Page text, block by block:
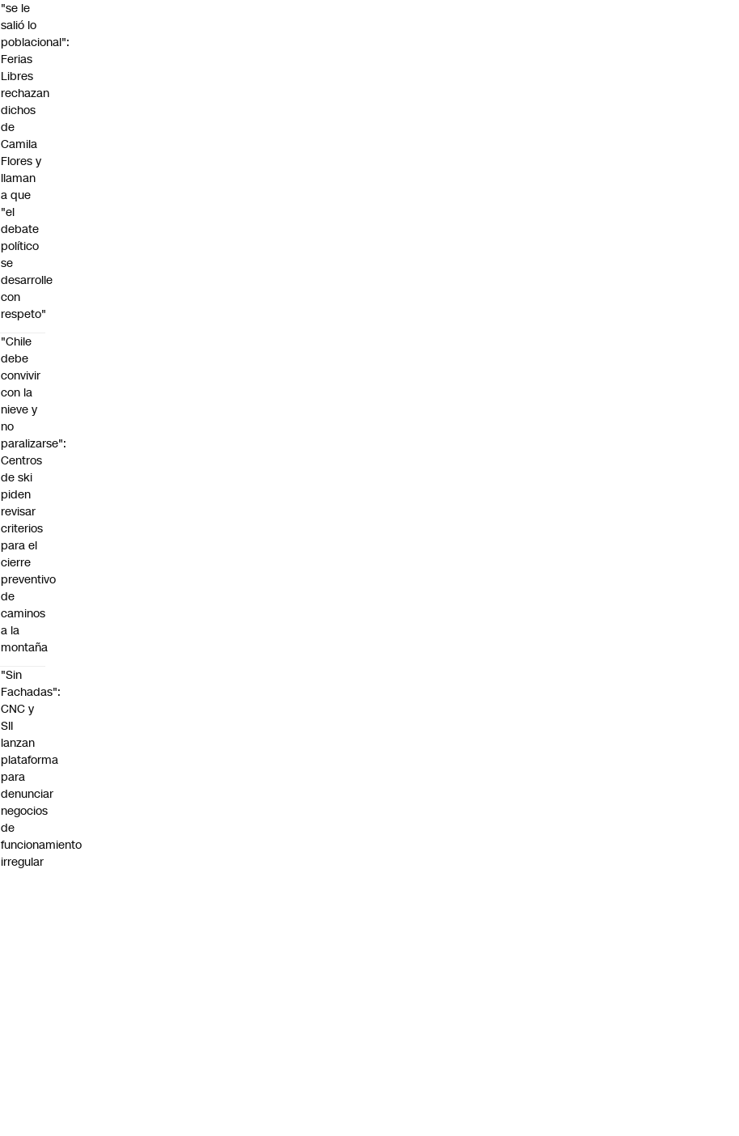
"se le
salió lo
poblacional":
Ferias
Libres
rechazan
dichos
de
Camila
Flores y
llaman
a que
"el
debate
político
se
desarrolle
con
respeto"
"Chile
debe
convivir
con la
nieve y
no
paralizarse":
Centros
de ski
piden
revisar
criterios
para el
cierre
preventivo
de
caminos
a la
montaña
"Sin
Fachadas":
CNC y
SII
lanzan
plataforma
para
denunciar
negocios
de
funcionamiento
irregular